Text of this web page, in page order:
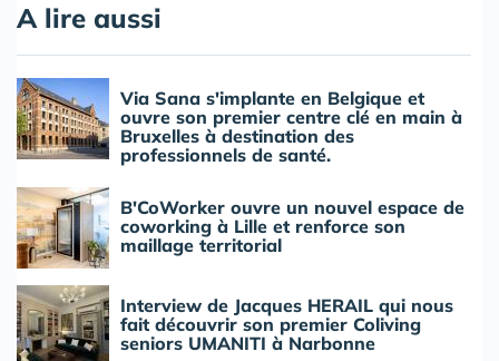
A lire aussi
Via Sana s'implante en Belgique et
ouvre son premier centre clé en main à
Bruxelles à destination des
professionnels de santé.
B'CoWorker ouvre un nouvel espace de
coworking à Lille et renforce son
maillage territorial
Interview de Jacques HERAIL qui nous
fait découvrir son premier Coliving
seniors UMANITI à Narbonne